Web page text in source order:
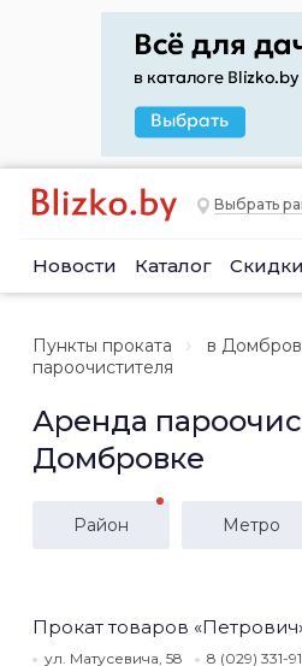
Выбрать
Новости Каталог Скидки
Пункты проката в
пароочистителя
Аренда
Домбровке
Район Метро
Прокат товаров
ул. Матусевича, 58 8 (029) 331-